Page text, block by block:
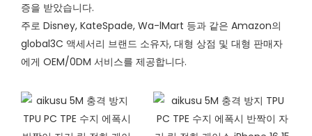
증을 받았습니다.
주로 Disney, KateSpade, Wa-lMart 등과 같은 Amazon의
global3C 액세서리 브랜드 소유자, 대형 상점 및 대형 판매자
에게 OEM/0DM 서비스를 제공합니다.